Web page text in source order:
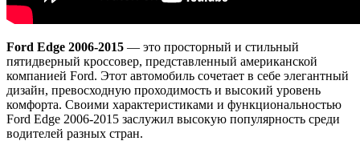
Ford Edge 2006-2015 — это просторный и стильный
пятидверный кроссовер, представленный американской
компанией Ford. Этот автомобиль сочетает в себе элегантный
дизайн, превосходную проходимость и высокий уровень
комфорта. Своими характеристиками и функциональностью
Ford Edge 2006-2015 заслужил высокую популярность среди
водителей разных стран.